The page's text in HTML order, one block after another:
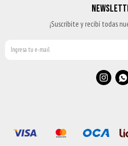
¡Suscribite y recibí todas
 